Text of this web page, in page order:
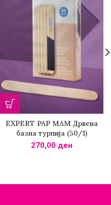
EXPERT PAP MAM Дрвена
базна турпија (50/1)
270,00 ден